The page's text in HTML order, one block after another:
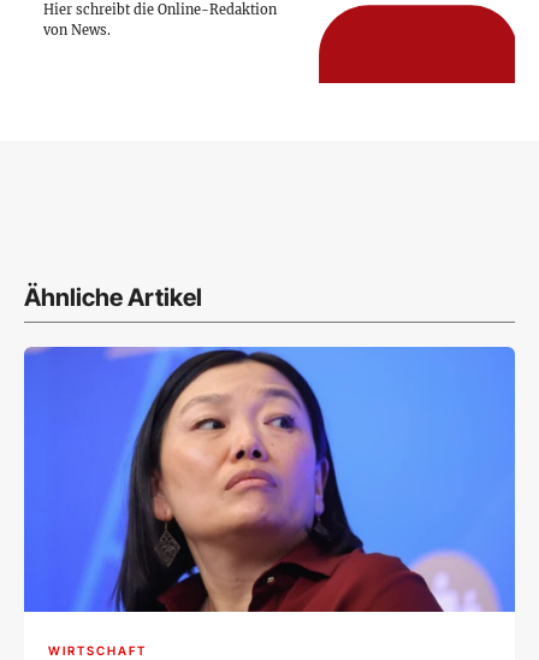
Hier schreibt die Online-Redaktion
von News.
Ähnliche Artikel
WIRTSCHAFT